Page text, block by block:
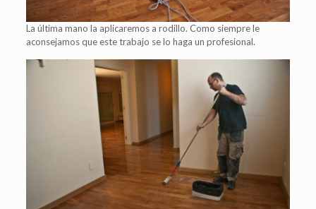
La última mano la aplicaremos a rodillo. Como siempre le
aconsejamos que este trabajo se lo haga un profesional.